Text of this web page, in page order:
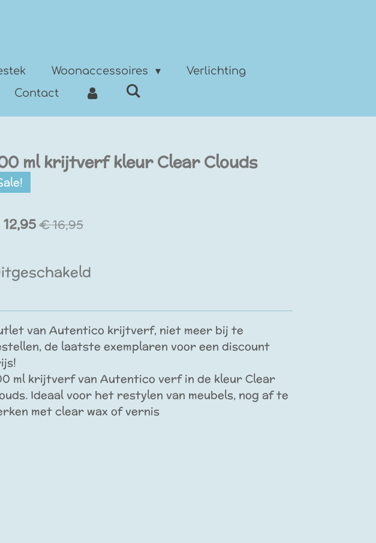
Woonaccessoires
Verlichting
Contact
ml krijtverf kleur Clear Clouds
€ 16,95
van Autentico krijtverf, niet meer bij te
de laatste exemplaren voor een discount
ml krijtverf van Autentico verf in de kleur Clear
. Ideaal voor het restylen van meubels, nog af te
met clear wax of vernis